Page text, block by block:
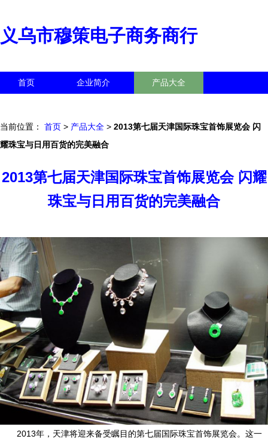
义乌市穆策电子商务商行
首页 企业简介 产品大全
当前位置： 首页 > 产品大全 > 2013第七届天津国际珠宝首饰展览会 闪
耀珠宝与日用百货的完美融合
2013第七届天津国际珠宝首饰展览会 闪耀
珠宝与日用百货的完美融合
2013年，天津将迎来备受瞩目的第七届国际珠宝首饰展览会。这一